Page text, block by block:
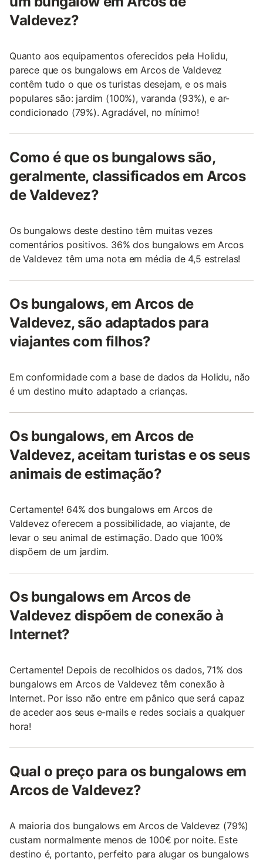
Valdevez?
Quanto aos equipamentos oferecidos pela Holidu,
parece que os bungalows em Arcos de Valdevez
contêm tudo o que os turistas desejam, e os mais
populares são: jardim (100%), varanda (93%), e ar-
condicionado (79%). Agradável, no mínimo!
Como é que os bungalows são,
geralmente, classificados em Arcos
de Valdevez?
Os bungalows deste destino têm muitas vezes
comentários positivos. 36% dos bungalows em Arcos
de Valdevez têm uma nota em média de 4,5 estrelas!
Os bungalows, em Arcos de
Valdevez, são adaptados para
viajantes com filhos?
Em conformidade com a base de dados da Holidu, não
é um destino muito adaptado a crianças.
Os bungalows, em Arcos de
Valdevez, aceitam turistas e os seus
animais de estimação?
Certamente! 64% dos bungalows em Arcos de
Valdevez oferecem a possibilidade, ao viajante, de
levar o seu animal de estimação. Dado que 100%
dispõem de um jardim.
Os bungalows em Arcos de
Valdevez dispõem de conexão à
Internet?
Certamente! Depois de recolhidos os dados, 71% dos
bungalows em Arcos de Valdevez têm conexão à
Internet. Por isso não entre em pânico que será capaz
de aceder aos seus e-mails e redes sociais a qualquer
hora!
Qual o preço para os bungalows em
Arcos de Valdevez?
A maioria dos bungalows em Arcos de Valdevez (79%)
custam normalmente menos de 100€ por noite. Este
destino é, portanto, perfeito para alugar os bungalows